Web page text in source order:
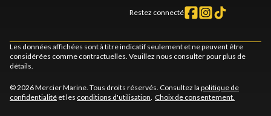
Restez connecté
Les données affichées sont à titre indicatif seulement et ne peuvent être
considérées comme contractuelles. Veuillez nous consulter pour plus de
détails.
© 2026 Mercier Marine. Tous droits réservés. Consultez la politique de
confidentialité et les conditions d'utilisation Choix de consentement.